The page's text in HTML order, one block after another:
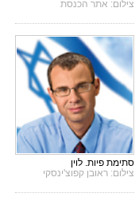
צילום: אתר הכנסת
סתימת פיות. לוין
צילום: ראובן קפוצ'ינסקי